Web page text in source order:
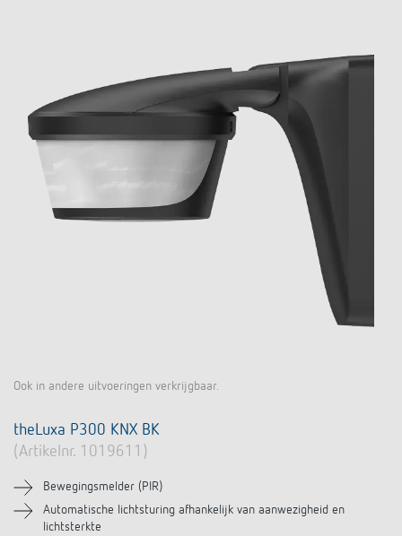
Ook in andere uitvoeringen verkrijgbaar.
theLuxa P300 KNX BK
(Artikelnr. 1019611)
Bewegingsmelder (PIR)
Automatische lichtsturing afhankelijk van aanwezigheid en
lichtsterkte